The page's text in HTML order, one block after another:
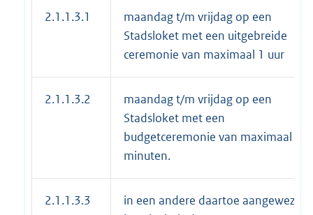
2.1.1.3.1
maandag t/m vrijdag op een
Stadsloket met een uitgebreide
ceremonie van maximaal 1 uur
2.1.1.3.2
maandag t/m vrijdag op een
Stadsloket met een
budgetceremonie van maximaal 10
minuten.
2.1.1.3.3
in een andere daartoe aangewezen